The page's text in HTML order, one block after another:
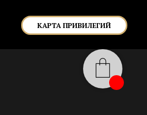
КАРТА ПРИВИЛЕГИЙ